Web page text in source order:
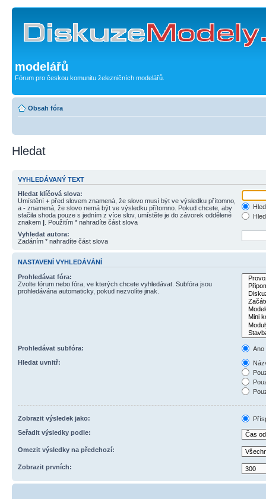
modelářů
Fórum pro českou komunitu železničních modelářů.
Obsah fóra
Hledat
VYHLEDÁVANÝ TEXT
Hledat klíčová slova:
Umístění + před slovem znamená, že slovo musí být ve výsledku přítomno,
a - znamená, že slovo nemá být ve výsledku přítomno. Pokud chcete, aby
stačila shoda pouze s jedním z více slov, umístěte je do závorek oddělené
znakem | . Použitím * nahradíte část slova
Vyhledat autora:
Zadáním * nahradíte část slova
NASTAVENÍ VYHLEDÁVÁNÍ
Prohledávat fóra:
Zvolte fórum nebo fóra, ve kterých chcete vyhledávat. Subfóra jsou
prohledávána automaticky, pokud nezvolíte jinak.
Prohledávat subfóra:
Ano
Hledat uvnitř:
Zobrazit výsledek jako:
Seřadit výsledky podle:
Omezit výsledky na předchozí:
Zobrazit prvních: